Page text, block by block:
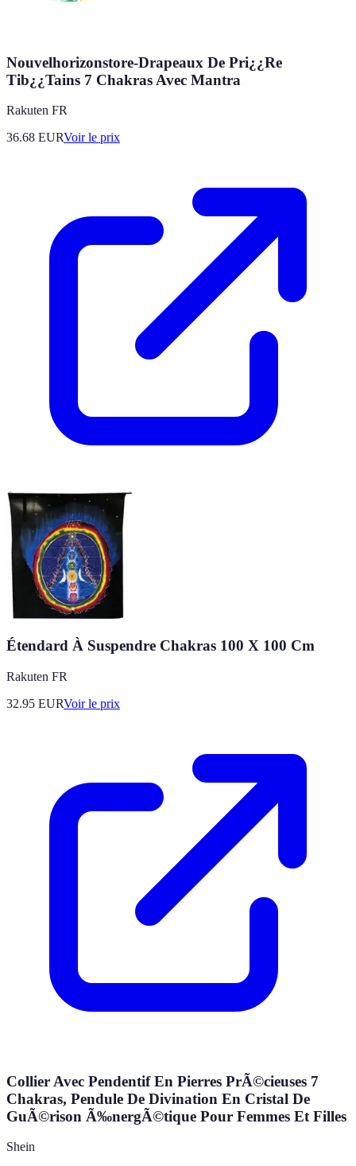
Nouvelhorizonstore-Drapeaux De Pri¿¿Re
Tib¿¿Tains 7 Chakras Avec Mantra
Rakuten FR
36.68 EURVoir le prix
Étendard À Suspendre Chakras 100 X 100 Cm
Rakuten FR
32.95 EURVoir le prix
Collier Avec Pendentif En Pierres PrÃ©cieuses 7
Chakras, Pendule De Divination En Cristal De
GuÃ©rison Ã‰nergÃ©tique Pour Femmes Et Filles
Shein